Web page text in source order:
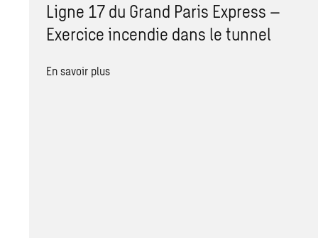
Ligne 17 du Grand Paris Express –
Exercice incendie dans le tunnel
En savoir plus